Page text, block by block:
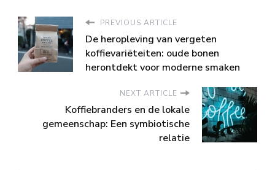
PREVIOUS ARTICLE
De heropleving van vergeten
koffievariëteiten: oude bonen
herontdekt voor moderne smaken
NEXT ARTICLE
Koffiebranders en de lokale
gemeenschap: Een symbiotische
relatie